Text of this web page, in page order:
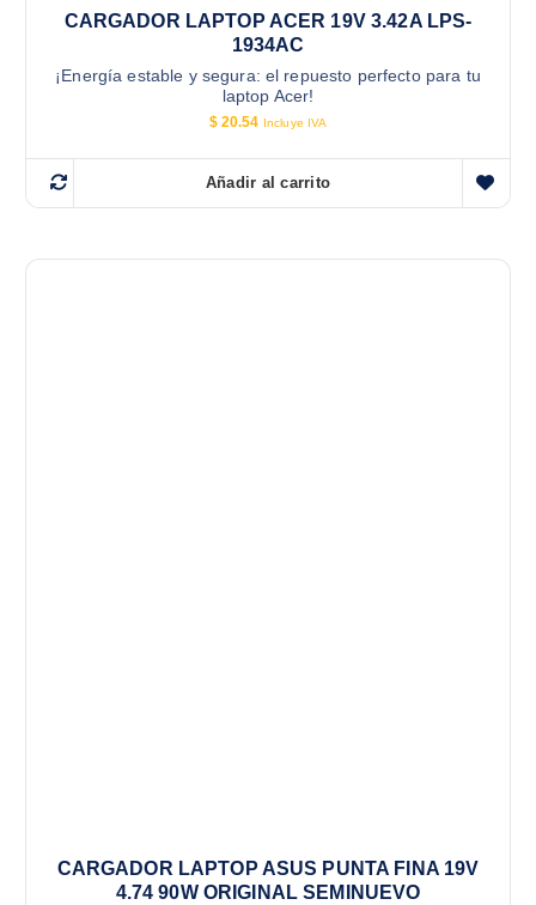
CARGADOR LAPTOP ACER 19V 3.42A LPS-
1934AC
¡Energía estable y segura: el repuesto perfecto para tu
laptop Acer!
$20.54 Incluye IVA
Añadir al carrito
CARGADOR LAPTOP ASUS PUNTA FINA 19V
4.74 90W ORIGINAL SEMINUEVO